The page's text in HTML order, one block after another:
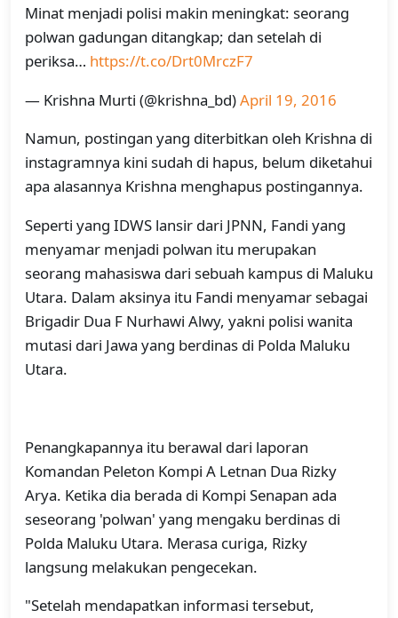
Minat menjadi polisi makin meningkat: seorang
polwan gadungan ditangkap; dan setelah di
periksa… https://t.co/Drt0MrczF7
— Krishna Murti (@krishna_bd)April 19, 2016
Namun, postingan yang diterbitkan oleh Krishna di
instagramnya kini sudah di hapus, belum diketahui
apa alasannya Krishna menghapus postingannya.
Seperti yang IDWS lansir dari JPNN, Fandi yang
menyamar menjadi polwan itu merupakan
seorang mahasiswa dari sebuah kampus di Maluku
Utara. Dalam aksinya itu Fandi menyamar sebagai
Brigadir Dua F Nurhawi Alwy, yakni polisi wanita
mutasi dari Jawa yang berdinas di Polda Maluku
Utara.
Penangkapannya itu berawal dari laporan
Komandan Peleton Kompi A Letnan Dua Rizky
Arya. Ketika dia berada di Kompi Senapan ada
seseorang 'polwan' yang mengaku berdinas di
Polda Maluku Utara. Merasa curiga, Rizky
langsung melakukan pengecekan.
"Setelah mendapatkan informasi tersebut,